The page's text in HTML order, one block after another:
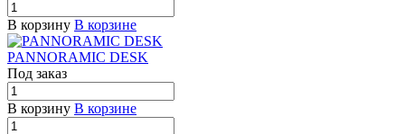
В корзину В корзине
PANNORAMIC DESK
Под заказ
В корзину В корзине